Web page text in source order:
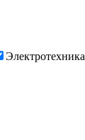
Электротехника